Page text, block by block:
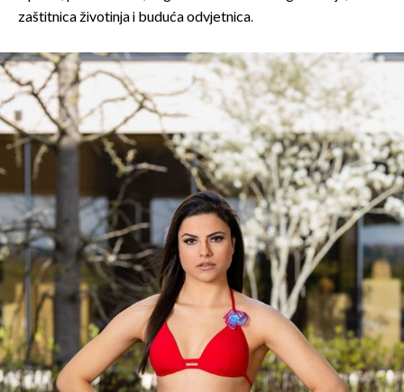
zaštitnica životinja i buduća odvjetnica.